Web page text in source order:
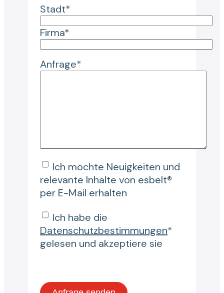
Stadt*
Firma*
Anfrage*
Ich möchte Neuigkeiten und
relevante Inhalte von esbelt®
per E-Mail erhalten
Ich habe die
Datenschutzbestimmungen*
gelesen und akzeptiere sie